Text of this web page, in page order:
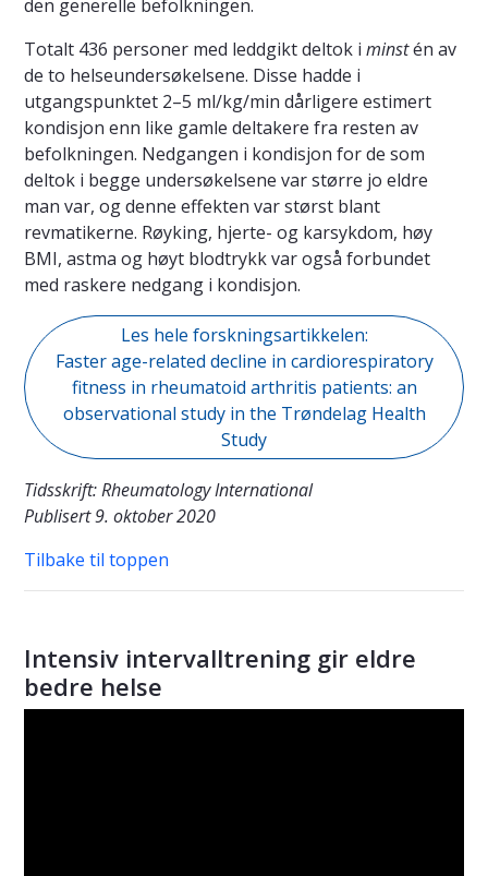
den generelle befolkningen.
Totalt 436 personer med leddgikt deltok i minstén av
de to helseundersøkelsene. Disse hadde i
utgangspunktet 2–5 ml/kg/min dårligere estimert
kondisjon enn like gamle deltakere fra resten av
befolkningen. Nedgangen i kondisjon for de som
deltok i begge undersøkelsene var større jo eldre
man var, og denne effekten var størst blant
revmatikerne. Røyking, hjerte- og karsykdom, høy
BMI, astma og høyt blodtrykk var også forbundet
med raskere nedgang i kondisjon.
Les hele forskningsartikkelen:
Faster age-related decline in cardiorespiratory
fitness in rheumatoid arthritis patients: an
observational study in the Trøndelag Health
Study
Tidsskrift: Rheumatology International
Publisert 9. oktober 2020
Tilbake til toppen
Intensiv intervalltrening gir eldre
bedre helse